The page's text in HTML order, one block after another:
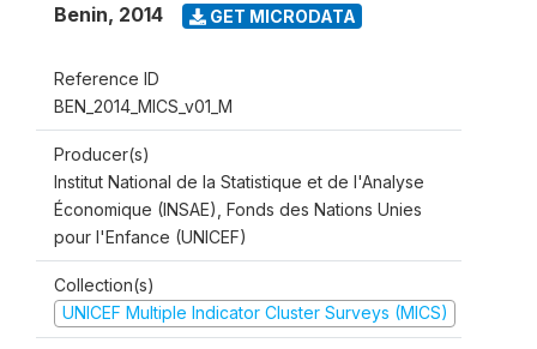
Benin, 2014 GET MICRODATA
Reference ID
BEN_2014_MICS_v01_M
Producer(s)
Institut National de la Statistique et de l'Analyse
Économique (INSAE), Fonds des Nations Unies
pour l'Enfance (UNICEF)
Collection(s)
UNICEF Multiple Indicator Cluster Surveys (MICS)